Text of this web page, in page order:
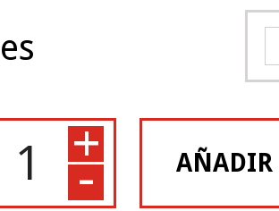
AÑADIR
+
-